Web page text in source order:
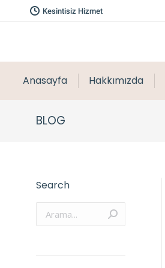
Kesintisiz Hizmet
Anasayfa Hakkımızda
BLOG
Search
Arama: